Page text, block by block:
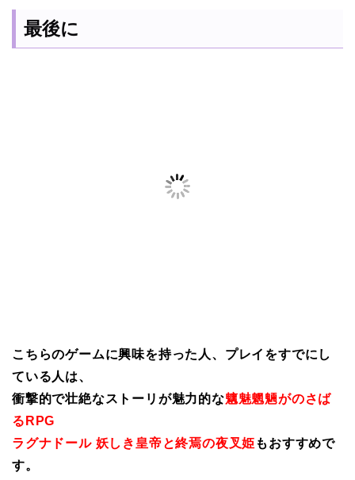
最後に
こちらのゲームに興味を持った人、プレイをすでにし
ている人は、
衝撃的で壮絶なストーリが魅力的な魑魅魍魎がのさば
るRPG
ラグナドール 妖しき皇帝と終焉の夜叉姫 もおすすめで
す。